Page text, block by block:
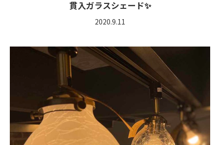
貫入ガラスシェード✨
2020.9.11